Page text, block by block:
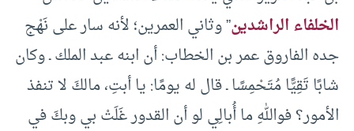
الخلفاء الراشدين” وثاني العمرين؛ لأنه سار على نَهْج
جده الفاروق عمر بن الخطاب: أن ابنه عبد الملك ـ وكان
شابًا تَقِيًّا مُتَحْمِسًا ـ قال له يومًا: يا أبتِ، مالكَ لا تنفذ
الأمور؟ فواللهِ ما أُبالِي لو أن القدور غَلَتْ بي وبكَ في